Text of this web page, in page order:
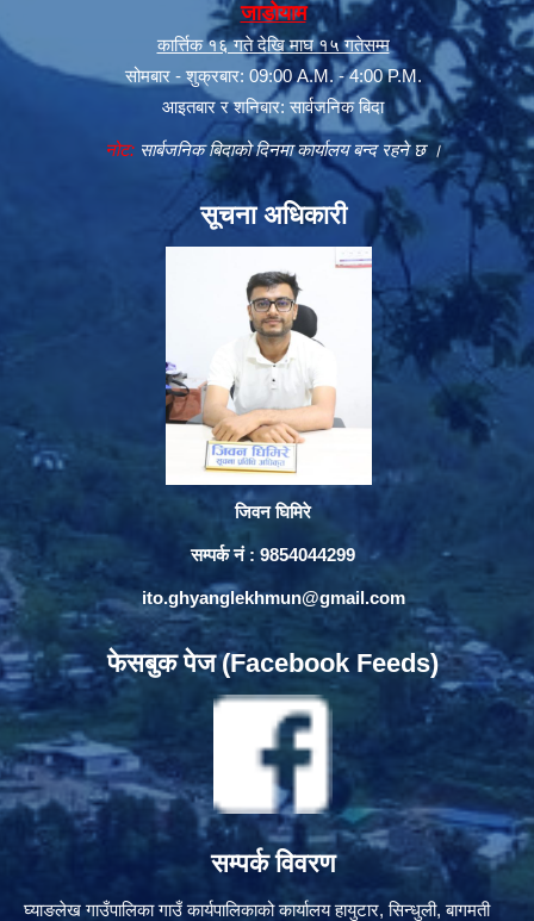
जाडोयाम
कार्त्तिक १६ गते देखि माघ १५ गतेसम्म
सोमबार - शुक्रबार: 09:00 A.M. - 4:00 P.M.
आइतबार र शनिबार: सार्वजनिक बिदा
नोट:सार्बजनिक बिदाको दिनमा कार्यालय बन्द रहने छ ।
सूचना अधिकारी
जिवन घिमिरे
सम्पर्क नं : 9854044299
ito.ghyanglekhmun@gmail.com
फेसबुक पेज (Facebook Feeds)
सम्पर्क विवरण
घ्याङलेख गाउँपालिका गाउँ कार्यपालिकाको कार्यालय हायुटार, सिन्धुली, बागमती